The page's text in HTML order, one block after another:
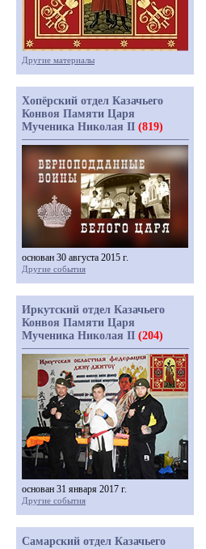
Другие материалы
Хопёрский отдел Казачьего
Конвоя Памяти Царя
Мученика Николая II (819)
основан 30 августа 2015 г.
Другие события
Иркутский отдел Казачьего
Конвоя Памяти Царя
Мученика Николая II (204)
основан 31 января 2017 г.
Другие события
Самарский отдел Казачьего